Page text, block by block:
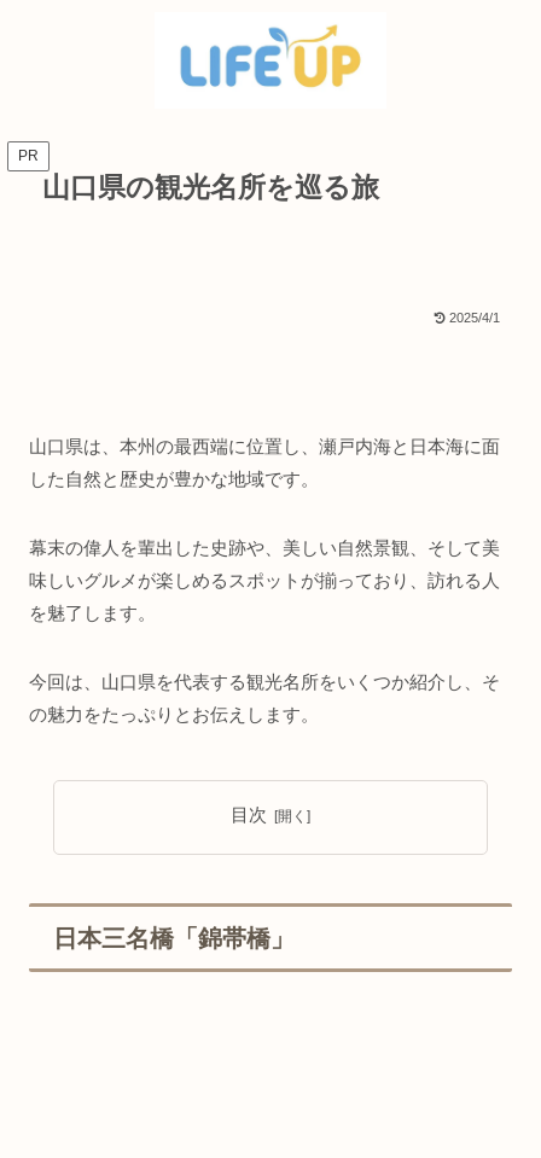
PR
山口県の観光名所を巡る旅
2025/4/1
山口県は、本州の最西端に位置し、瀬戸内海と日本海に面
した自然と歴史が豊かな地域です。
幕末の偉人を輩出した史跡や、美しい自然景観、そして美
味しいグルメが楽しめるスポットが揃っており、訪れる人
を魅了します。
今回は、山口県を代表する観光名所をいくつか紹介し、そ
の魅力をたっぷりとお伝えします。
目次
日本三名橋「錦帯橋」